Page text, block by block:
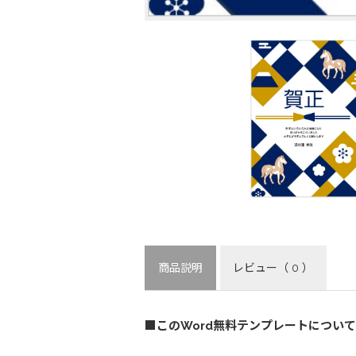
商品説明 レビュー （ 0 ）
■このWord無料テンプレートについて